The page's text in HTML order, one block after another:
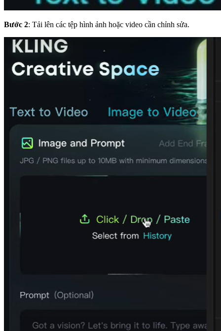
Bước 2: Tải lên các tệp hình ảnh hoặc video cần chỉnh sửa.